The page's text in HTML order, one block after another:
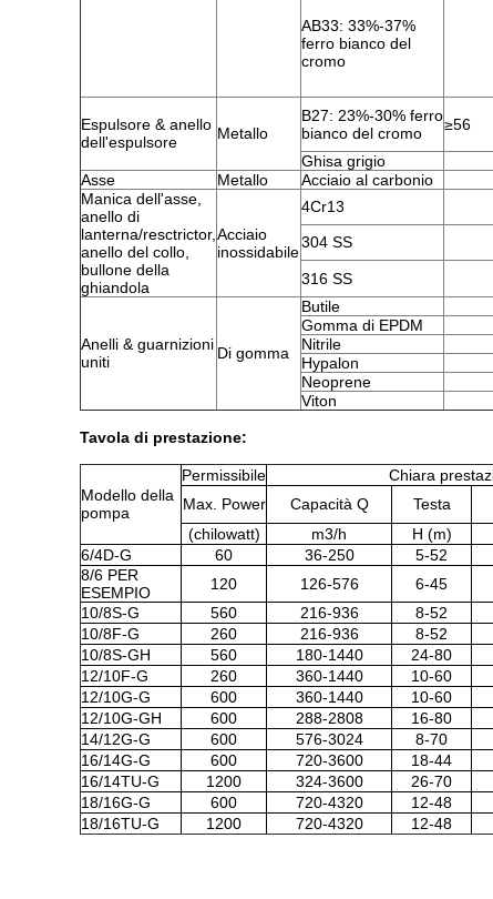
AB33: 33%-37%
ferro bianco del
cromo
Espulsore & anello
dell'espulsore
Metallo
B27: 23%-30% ferro
bianco del cromo
≥56
Ghisa grigio
Asse
Metallo Acciaio al carbonio
Manica dell'asse,
anello di
lanterna/resctrictor,
anello del collo,
bullone della
ghiandola
Acciaio
inossidabile
4Cr13
304 SS
316 SS
Anelli & guarnizioni
uniti
Di gomma
Butile
Gomma di EPDM
Nitrile
Hypalon
Neoprene
Viton
Tavola di prestazione:
Modello della
pompa
Permissibile
Chiara
Max. Power
Capacità Q Testa
(chilowatt) m3/h H (m)
6/4D-G
60 36-250 5-52
8/6 PER
ESEMPIO
120 126-576 6-45
10/8S-G
560 216-936 8-52
10/8F-G
260 216-936 8-52
10/8S-GH
560 180-1440 24-80
12/10F-G
260 360-1440 10-60
12/10G-G
600 360-1440 10-60
12/10G-GH
600 288-2808 16-80
14/12G-G
600 576-3024 8-70
16/14G-G
600 720-3600 18-44
16/14TU-G
1200 324-3600 26-70
18/16G-G
600 720-4320 12-48
18/16TU-G
1200 720-4320 12-48